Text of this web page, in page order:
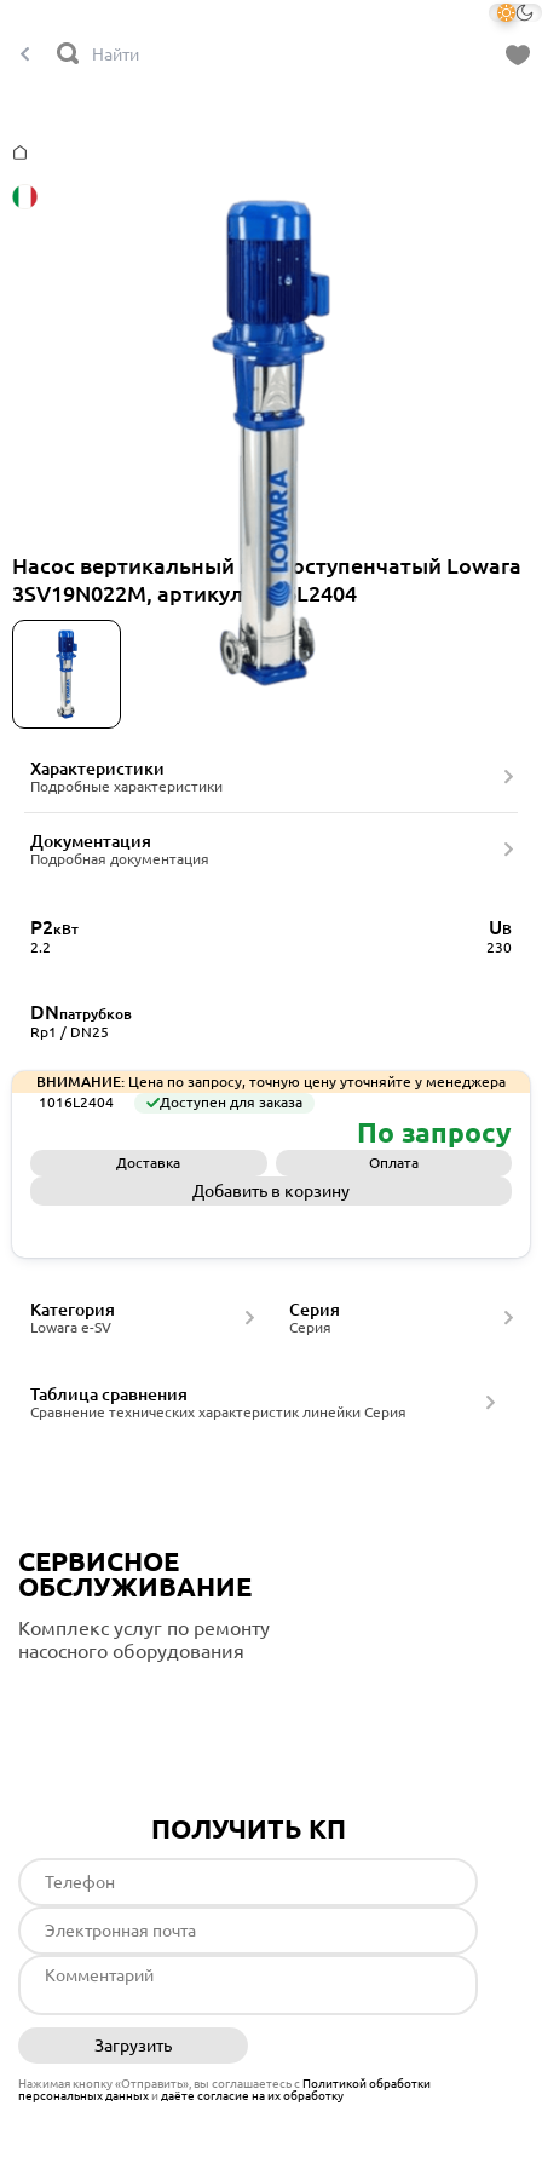
Насос вертикальный многоступенчатый Lowara
3SV19N022M, артикул 1016L2404
Характеристики
Подробные характеристики
Документация
Подробная документация
P2кВт
2.2
UВ
230
DNпатрубков
Rp1 / DN25
ВНИМАНИЕ: Цена по запросу, точную цену уточняйте у менеджера
1016L2404
Доступен для заказа
По запросу
Доставка Оплата
Добавить в корзину
Lowara e-SV
Категория
Серия
Серия
Сравнение технических характеристик линейки Серия
Таблица сравнения
СЕРВИСНОЕ
ОБСЛУЖИВАНИЕ
Комплекс услуг по ремонту
насосного оборудования
ПОЛУЧИТЬ КП
Загрузить
Нажимая кнопку «Отправить», вы соглашаетесь сПолитикой обработки
персональных данныхи даёте согласие на их обработку